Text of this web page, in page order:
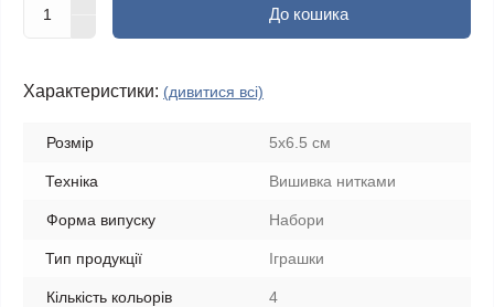
До кошика
Характеристики: (дивитися всі)
Розмір 5x6.5 см
Техніка Вишивка нитками
Форма випуску Набори
Тип продукції Іграшки
Кількість кольорів 4